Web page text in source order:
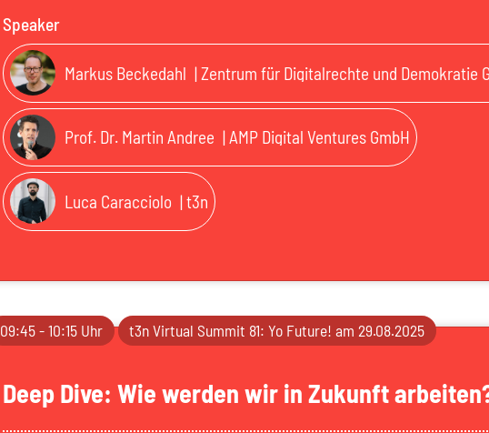
Speaker
Markus Beckedahl | Zentrum für Digitalrechte und Demokratie
Prof. Dr. Martin Andree | AMP Digital Ventures GmbH
Luca Caracciolo | t3n
09:45 - 10:15 Uhr t3n Virtual Summit 81: Yo Future! am 29.08.2025
Deep Dive: Wie werden wir in Zukunft